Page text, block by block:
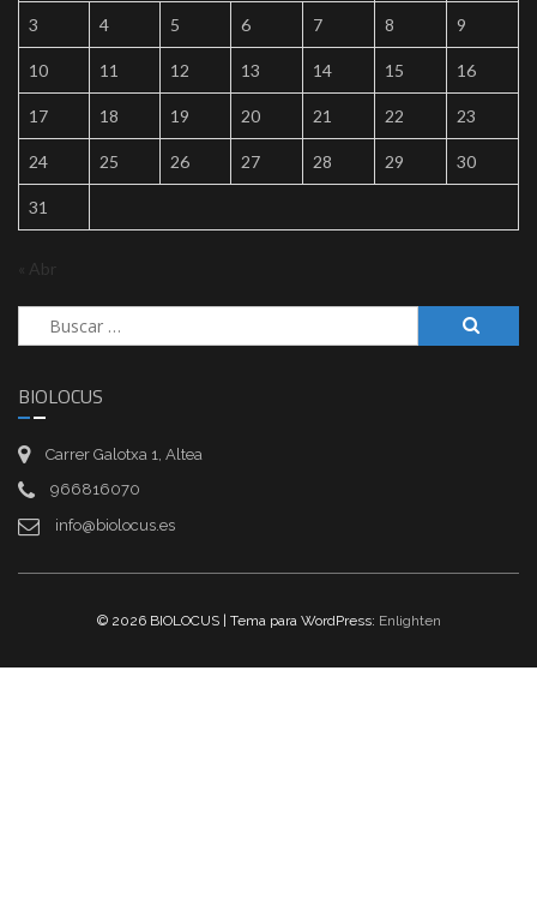
3 4 5 6 7 8 9
10 11 12 13 14 15 16
17 18 19 20 21 22 23
24 25 26 27 28 29 30
31
« Abr
Buscar:
BIOLOCUS
Carrer Galotxa 1, Altea
966816070
info@biolocus.es
© 2026 BIOLOCUS | Tema para WordPress: Enlighten